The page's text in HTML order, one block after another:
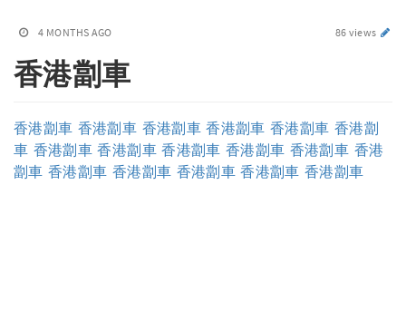
4 MONTHS AGO 86 views
香港劏車
香港劏車 香港劏車 香港劏車 香港劏車 香港劏車 香港劏
車 香港劏車 香港劏車 香港劏車 香港劏車 香港劏車 香港
劏車 香港劏車 香港劏車 香港劏車 香港劏車 香港劏車